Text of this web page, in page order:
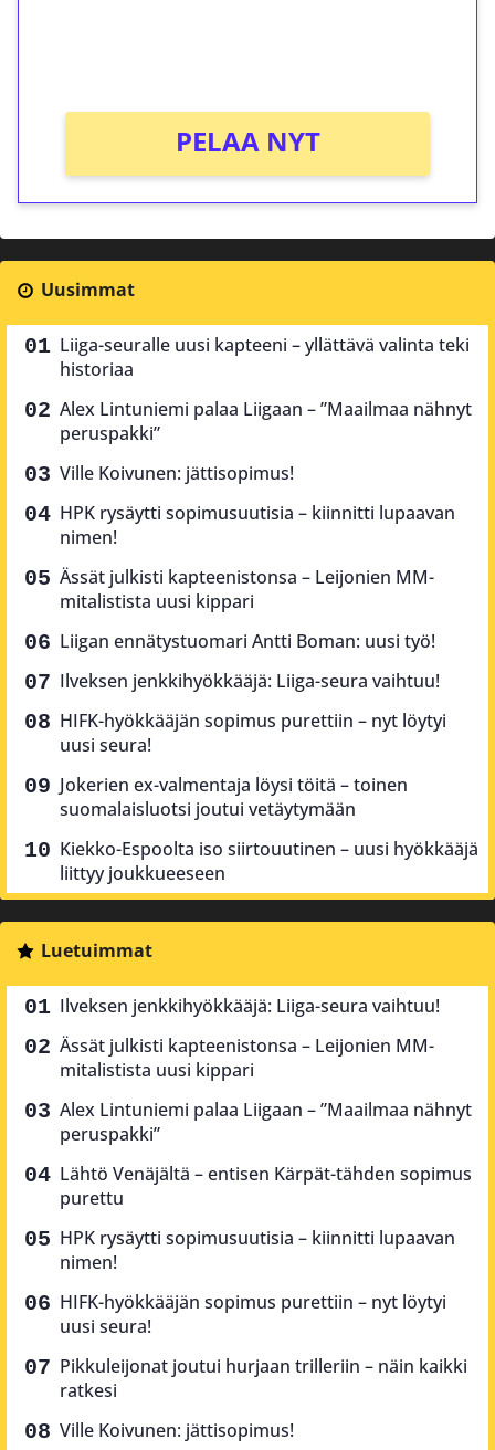
PELAA NYT
Uusimmat
Liiga-seuralle uusi kapteeni – yllättävä valinta teki
historiaa
Alex Lintuniemi palaa Liigaan – ”Maailmaa nähnyt
peruspakki”
Ville Koivunen: jättisopimus!
HPK rysäytti sopimusuutisia – kiinnitti lupaavan
nimen!
Ässät julkisti kapteenistonsa – Leijonien MM-
mitalistista uusi kippari
Liigan ennätystuomari Antti Boman: uusi työ!
Ilveksen jenkkihyökkääjä: Liiga-seura vaihtuu!
HIFK-hyökkääjän sopimus purettiin – nyt löytyi
uusi seura!
Jokerien ex-valmentaja löysi töitä – toinen
suomalaisluotsi joutui vetäytymään
Kiekko-Espoolta iso siirtouutinen – uusi hyökkääjä
liittyy joukkueeseen
Luetuimmat
Ilveksen jenkkihyökkääjä: Liiga-seura vaihtuu!
Ässät julkisti kapteenistonsa – Leijonien MM-
mitalistista uusi kippari
Alex Lintuniemi palaa Liigaan – ”Maailmaa nähnyt
peruspakki”
Lähtö Venäjältä – entisen Kärpät-tähden sopimus
purettu
HPK rysäytti sopimusuutisia – kiinnitti lupaavan
nimen!
HIFK-hyökkääjän sopimus purettiin – nyt löytyi
uusi seura!
Pikkuleijonat joutui hurjaan trilleriin – näin kaikki
ratkesi
Ville Koivunen: jättisopimus!